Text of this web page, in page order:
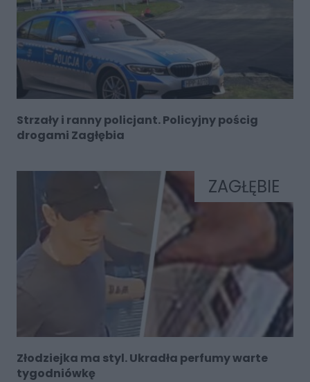
Strzały i ranny policjant. Policyjny pościg
drogami Zagłębia
ZAGŁĘBIE
Złodziejka ma styl. Ukradła perfumy warte
tygodniówkę